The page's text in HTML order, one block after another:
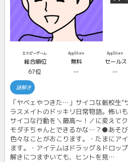
エスピーゲーム
総合順位
67位
AppStore
無料
--
AppStore
セールス
--
謎解き
「ヤベェやつきた…」サイコな転校生"
ラスメイトのドッキリ日常物語。怖い
サイコな行動を＼最高～！／に変えて
モダチちゃんとできるかな…？●あそび
色々なことがおこります。・たまにア
ます。・アイテムはドラッグ＆ドロッ
解きにつまずいても、ヒントを見…